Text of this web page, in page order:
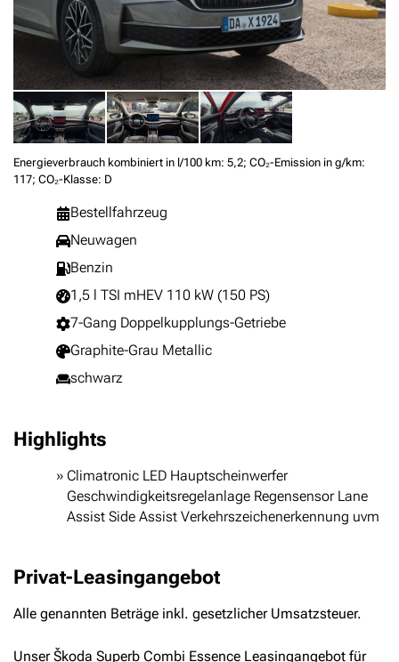
Energieverbrauch kombiniert in l/100 km: 5,2; CO₂-Emission in g/km:
117; CO₂-Klasse: D
Bestellfahrzeug
Neuwagen
Benzin
1,5 l TSI mHEV 110 kW (150 PS)
7-Gang Doppelkupplungs-Getriebe
Graphite-Grau Metallic
schwarz
Highlights
Climatronic LED Hauptscheinwerfer
Geschwindigkeitsregelanlage Regensensor Lane
Assist Side Assist Verkehrszeichenerkennung uvm
Privat-Leasingangebot
Alle genannten Beträge inkl. gesetzlicher Umsatzsteuer.
Unser Škoda Superb Combi Essence Leasingangebot für